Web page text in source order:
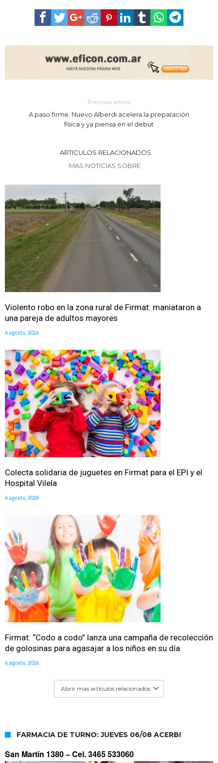
Previous article
A paso firme: Nuevo Alberdi acelera la preparación
física y ya piensa en el debut
ARTICULOS RELACIONADOS
MAS NOTICIAS SOBRE
Violento robo en la zona rural de Firmat: maniataron a
una pareja de adultos mayores
6 agosto, 2026
Colecta solidaria de juguetes en Firmat para el EPI y el
Hospital Vilela
6 agosto, 2026
Firmat: “Codo a codo” lanza una campaña de recolección
de golosinas para agasajar a los niños en su día
6 agosto, 2026
Abrir mas artículos relacionados
FARMACIA DE TURNO: JUEVES 06/08 ACERBI
San Martín 1380 –Cel. 3465 533060